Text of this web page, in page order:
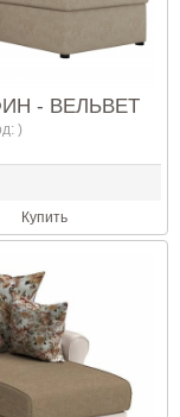
- ВЕЛЬВЕТ
)
Купить